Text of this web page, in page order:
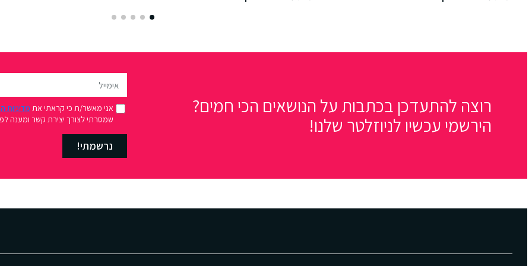
רוצה להתעדכן בכתבות על הנושאים הכי חמים?
הירשמי עכשיו לניוזלטר שלנו!
אני מאשר/ת כי קראתי את מדיניות
שמסרתי לצורך יצירת קשר ומענה
נרשמתי!